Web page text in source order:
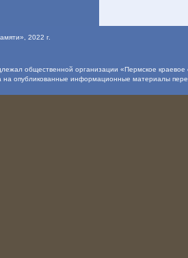
, 2022 г.
общественной организации «Пермское
на опубликованные информационные материалы